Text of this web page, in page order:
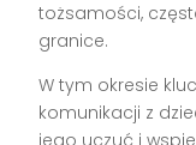
tożsamości,
granice.
W tym okresie
komunikacji z